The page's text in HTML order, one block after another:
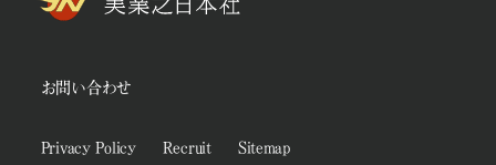
お問い合わせ
Privacy Policy Recruit Sitemap